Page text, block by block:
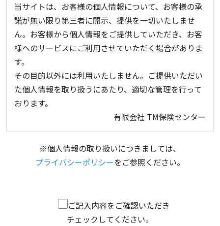
当サイトは、お客様の個人情報について、お客様の承
諾が無い限り第三者に開示、提供を一切いたしませ
ん。 お客様から個人情報をご提供していただき、お客
様へのサービスにご利用させていただく場合がありま
す。
その目的以外には利用いたしません。ご提供いただい
た個人情報を取り扱うにあたり、適切な管理を行って
おります。
有限会社 TM保険センター
※個人情報の取り扱いにつきましては、
プライバシーポリシーをご参照ください。
ご記入内容をご確認いただき
チェックしてください。